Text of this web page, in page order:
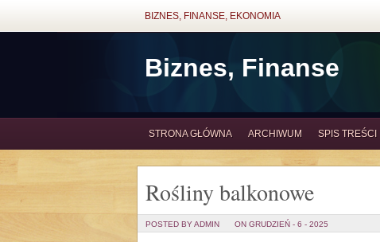
BIZNES, FINANSE, EKONOMIA
Biznes, Finanse
STRONA GŁÓWNA ARCHIWUM SPIS TREŚCI
Rośliny balkonowe
POSTED BY ADMIN ON GRUDZIEŃ - 6 - 2025